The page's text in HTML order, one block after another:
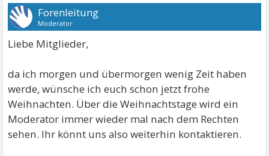
Forenleitung
Moderator
Liebe Mitglieder,
da ich morgen und übermorgen wenig Zeit haben
werde, wünsche ich euch schon jetzt frohe
Weihnachten. Über die Weihnachtstage wird ein
Moderator immer wieder mal nach dem Rechten
sehen. Ihr könnt uns also weiterhin kontaktieren.